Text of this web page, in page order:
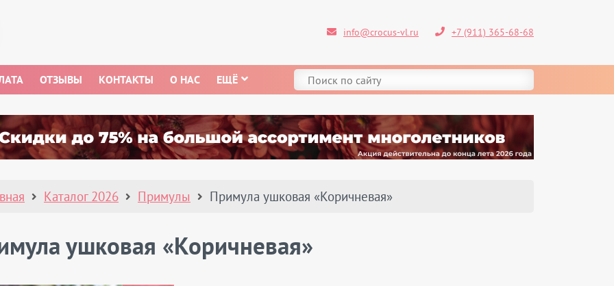
info@crocus-vl.ru +7 (911) 365-68-68
ОТЗЫВЫ КОНТАКТЫ О НАС ЕЩЁ
Каталог 2026 Примулы Примула ушковая «Коричневая»
ушковая «Коричневая»